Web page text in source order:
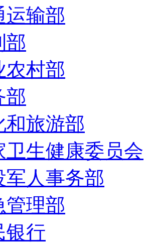
运输部
部
农村部
部
和旅游部
卫生健康委员会
军人事务部
管理部
银行